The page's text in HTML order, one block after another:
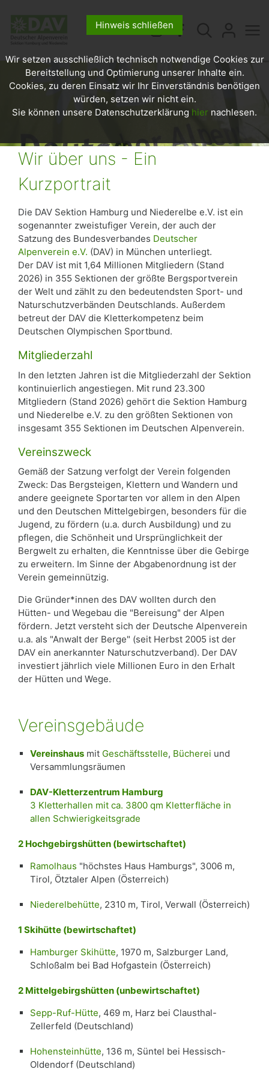
Wir über uns - Ein
Kurzportrait
Die DAV Sektion Hamburg und Niederelbe e.V. ist ein
sogenannter zweistufiger Verein, der auch der
Satzung des Bundesverbandes Deutscher
Alpenverein e.V. (DAV) in München unterliegt.
Der DAV ist mit 1,64 Millionen Mitgliedern (Stand
2026) in 355 Sektionen der größte Bergsportverein
der Welt und zählt zu den bedeutendsten Sport- und
Naturschutzverbänden Deutschlands. Außerdem
betreut der DAV die Kletterkompetenz beim
Deutschen Olympischen Sportbund.
Mitgliederzahl
In den letzten Jahren ist die Mitgliederzahl der Sektion
kontinuierlich angestiegen. Mit rund 23.300
Mitgliedern (Stand 2026) gehört die Sektion Hamburg
und Niederelbe e.V. zu den größten Sektionen von
insgesamt 355 Sektionen im Deutschen Alpenverein.
Vereinszweck
Gemäß der Satzung verfolgt der Verein folgenden
Zweck: Das Bergsteigen, Klettern und Wandern und
andere geeignete Sportarten vor allem in den Alpen
und den Deutschen Mittelgebirgen, besonders für die
Jugend, zu fördern (u.a. durch Ausbildung) und zu
pflegen, die Schönheit und Ursprünglichkeit der
Bergwelt zu erhalten, die Kenntnisse über die Gebirge
zu erweitern. Im Sinne der Abgabenordnung ist der
Verein gemeinnützig.
Die Gründer*innen des DAV wollten durch den
Hütten- und Wegebau die "Bereisung" der Alpen
fördern. Jetzt versteht sich der Deutsche Alpenverein
u.a. als "Anwalt der Berge" (seit Herbst 2005 ist der
DAV ein anerkannter Naturschutzverband). Der DAV
investiert jährlich viele Millionen Euro in den Erhalt
der Hütten und Wege.
Vereinsgebäude
Vereinshaus mit Geschäftsstelle, Bücherei und
Versammlungsräumen
DAV-Kletterzentrum Hamburg
3 Kletterhallen mit ca. 3800 qm Kletterfläche in
allen Schwierigkeitsgrade
2 Hochgebirgshütten (bewirtschaftet)
Ramolhaus "höchstes Haus Hamburgs", 3006 m,
Tirol, Ötztaler Alpen (Österreich)
Niederelbehütte, 2310 m, Tirol, Verwall (Österreich)
1 Skihütte (bewirtschaftet)
Hamburger Skihütte, 1970 m, Salzburger Land,
Schloßalm bei Bad Hofgastein (Österreich)
2 Mittelgebirgshütten (unbewirtschaftet)
Sepp-Ruf-Hütte, 469 m, Harz bei Clausthal-
Zellerfeld (Deutschland)
Hohensteinhütte, 136 m, Süntel bei Hessisch-
Oldendorf (Deutschland)
Hinweis schließen
Wir setzen ausschließlich technisch notwendige Cookies zur
Bereitstellung und Optimierung unserer Inhalte ein.
Cookies, zu deren Einsatz wir Ihr Einverständnis benötigen
würden, setzen wir nicht ein.
Sie können unsere Datenschutzerklärung hier nachlesen.